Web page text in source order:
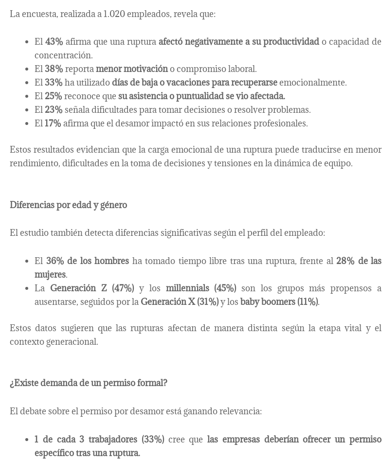
La encuesta, realizada a 1.020 empleados, revela que:
El 43% afirma que una ruptura afectó negativamente a su productividad o capacidad de
concentración.
El38% reportamenor motivacióno compromiso laboral.
El33% ha utilizadodías de baja o vacaciones para recuperarseemocionalmente.
El 25% reconoce que su asistencia o puntualidad se vio afectada.
El 23% señala dificultades para tomar decisiones o resolver problemas.
El17% afirma que el desamor impactó en sus relaciones profesionales.
Estos resultados evidencian que la carga emocional de una ruptura puede traducirse en menor
rendimiento, dificultades en la toma de decisiones y tensiones en la dinámica de equipo.
Diferencias por edad y género
El estudio también detecta diferencias significativas según el perfil del empleado:
El 36% de los hombres ha tomado tiempo libre tras una ruptura, frente al 28% de las
mujeres.
La Generación Z (47%) y los millennials (45%) son los grupos más propensos a
ausentarse, seguidos por la Generación X (31%)y los baby boomers (11%).
Estos datos sugieren que las rupturas afectan de manera distinta según la etapa vital y el
contexto generacional.
¿Existe demanda de un permiso formal?
El debate sobre el permiso por desamor está ganando relevancia:
1 de cada 3 trabajadores (33%)cree que las empresas deberían ofrecer un permiso
específico tras una ruptura.